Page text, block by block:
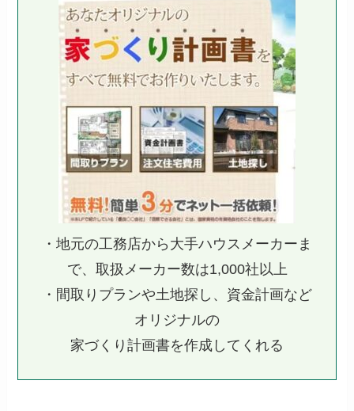
・地元の工務店から大手ハウスメーカーま
で、取扱メーカー数は1,000社以上
・間取りプランや土地探し、資金計画など
オリジナルの
家づくり計画書を作成してくれる